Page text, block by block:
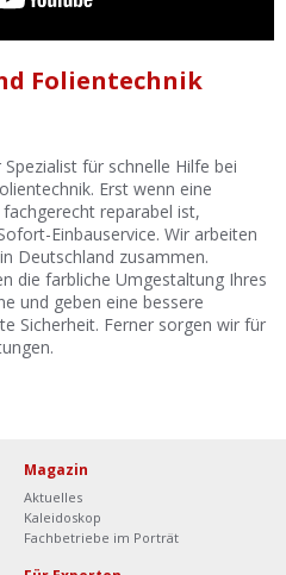
eintragen
Folientechnik
für schnelle Hilfe bei
Erst wenn eine
reparabel ist,
Einbauservice. Wir arbeiten
Deutschland zusammen.
die farbliche Umgestaltung Ihres
und geben eine bessere
Sicherheit. Ferner sorgen wir für
Magazin
Aktuelles
Kaleidoskop
Fachbetriebe im Porträt